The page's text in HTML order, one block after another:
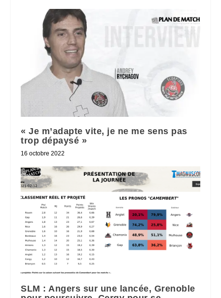
« Je m’adapte vite, je ne me sens pas
trop dépaysé »
16 octobre 2022
SLM : Angers sur une lancée, Grenoble